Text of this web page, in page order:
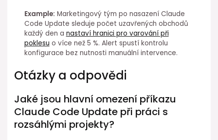
Example: Marketingový tým po nasazení Claude
Code Update sleduje počet uzavřených obchodů
každý den a nastaví hranici pro varování ⁤při
poklesu o více než 5 %. Alert spustí kontrolu
konfigurace bez nutnosti manuální intervence.
Otázky⁢ a odpovědi
Jaké jsou hlavní omezení příkazu
Claude Code Update při práci s
rozsáhlými ⁢projekty?